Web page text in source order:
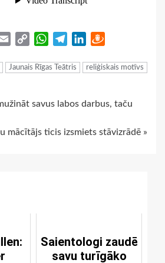
Email
Copy
WhatsApp
TelegramLinkedIn
Jaunais Rīgas Teātris
reliģiskais motīvs
savus labos darbus, taču
mācītājs ticis izsmiets stāvizrādē »
Saientologi zaudē
savu turīgāko